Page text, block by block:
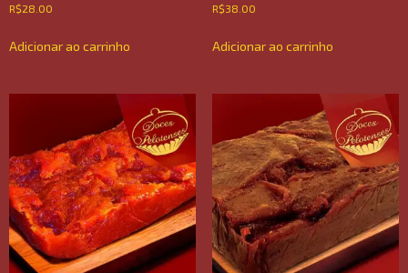
R$28.00
Adicionar ao carrinho
R$38.00
Adicionar ao carrinho